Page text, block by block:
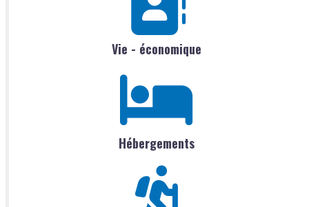
Vie - économique
Hébergements